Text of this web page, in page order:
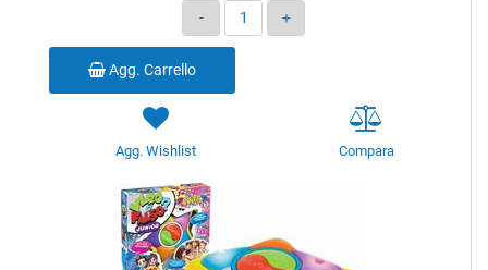
Quantità
Agg. Carrello
Agg. Wishlist Compara